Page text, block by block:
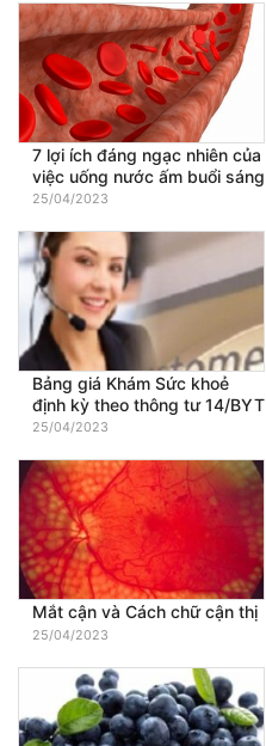
7 lợi ích đáng ngạc nhiên của
việc uống nước ấm buổi sáng
25/04/2023
Bảng giá Khám Sức khoẻ
định kỳ theo thông tư 14/BYT
25/04/2023
Mắt cận và Cách chữ cận thị
25/04/2023